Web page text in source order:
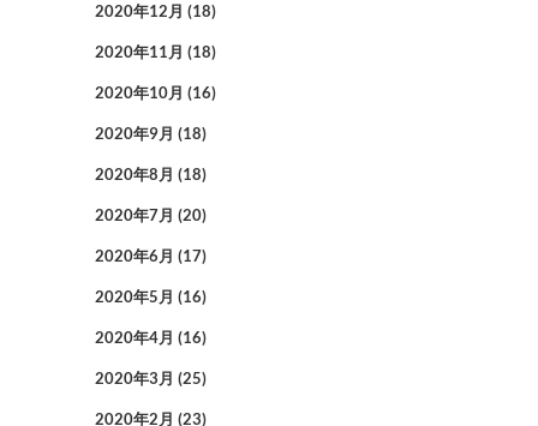
2020年12月 (18)
2020年11月 (18)
2020年10月 (16)
2020年9月 (18)
2020年8月 (18)
2020年7月 (20)
2020年6月 (17)
2020年5月 (16)
2020年4月 (16)
2020年3月 (25)
2020年2月 (23)